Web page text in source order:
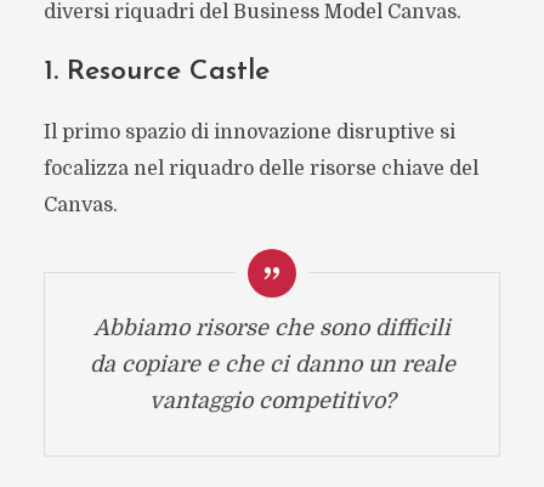
diversi riquadri del Business Model Canvas.
1. Resource Castle
Il primo spazio di innovazione disruptive si
focalizza nel riquadro delle risorse chiave del
Canvas.
Abbiamo risorse che sono difficili
da copiare e che ci danno un reale
vantaggio competitivo?